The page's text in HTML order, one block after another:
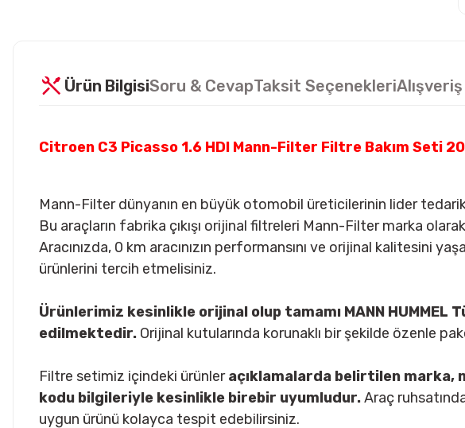
Ürün BilgisiSoru & CevapTaksit Seçenekleri
Citroen C3 Picasso 1.6 HDI Mann-Filter Filtre Bakım Seti
Mann-Filter dünyanın en büyük otomobil üreticilerinin lider
Bu araçların fabrika çıkışı orijinal filtreleri Mann-Filter marka
Aracınızda, 0 km aracınızın performansını ve orijinal kalitesini
ürünlerini tercih etmelisiniz.
Ürünlerimiz kesinlikle orijinal olup tamamı MANN HUMMEL
edilmektedir. Orijinal kutularında korunaklı bir şekilde özenle
Filtre setimiz içindeki ürünleraçıklamalarda belirtilen marka,
kodu bilgileriyle kesinlikle birebir uyumludur.Araç
uygun ürünü kolayca tespit edebilirsiniz.